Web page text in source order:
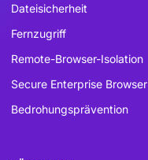
Dateisicherheit
Fernzugriff
Remote-Browser-Isolation
Secure Enterprise Browser
Bedrohungsprävention